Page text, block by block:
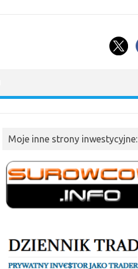
Moje inne strony inwestycyjne: